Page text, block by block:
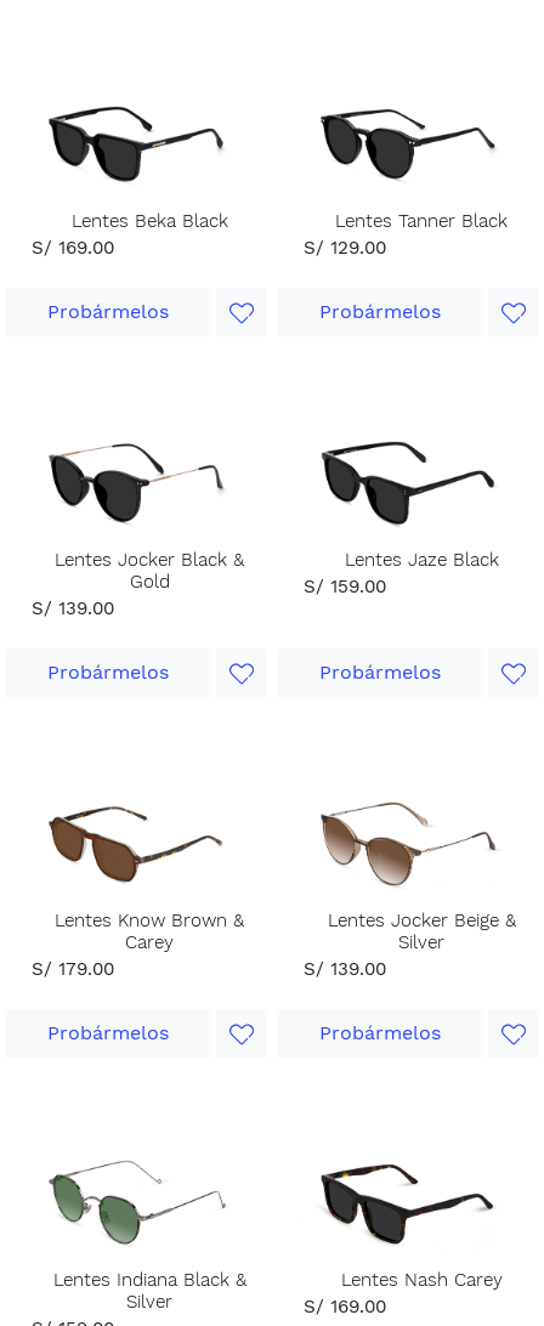
Lentes Beka Black
S/ 169.00
Probármelos
Lentes Tanner Black
S/ 129.00
Probármelos
Lentes Jocker Black &
Gold
S/ 139.00
Probármelos
Lentes Jaze Black
S/ 159.00
Probármelos
Lentes Know Brown &
Carey
S/ 179.00
Probármelos
Lentes Jocker Beige &
Silver
S/ 139.00
Probármelos
Lentes Indiana Black &
Silver
Lentes Nash Carey
S/ 169.00